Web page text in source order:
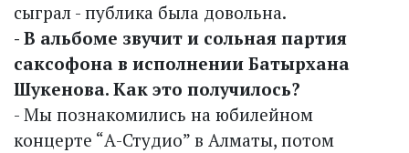
сыграл - пуб­лика была довольна.
- В альбоме звучит и сольная партия
саксофона в исполнении Батырхана
Шукенова. Как это получилось?
- Мы познакомились на юбилейном
концерте “А-Студио” в Алматы, потом